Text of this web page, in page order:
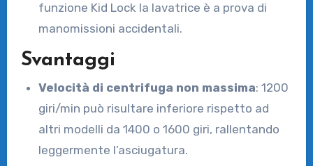
funzione Kid Lock la lavatrice è a prova di
manomissioni accidentali.
Svantaggi
Velocità di centrifuga non massima: 1200
giri/min può risultare inferiore rispetto ad
altri modelli da 1400 o 1600 giri, rallentando
leggermente l’asciugatura.